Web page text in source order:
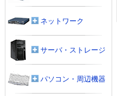
ネットワーク
サーバ・ストレージ
パソコン・周辺機器